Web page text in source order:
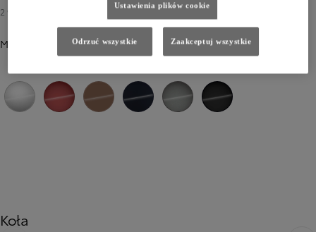
2 900 zł
Metalik
Koła
Ustawienia plików cookie
Odrzuć wszystkie Zaakceptuj wszystkie